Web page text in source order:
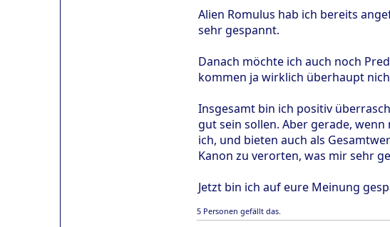
Alien Romulus hab ich bereits
sehr gespannt.
Danach möchte ich auch noch
kommen ja wirklich überhaupt
Insgesamt bin ich positiv
gut sein sollen. Aber gerade,
ich, und bieten auch als
Kanon zu verorten, was mir sehr
Jetzt bin ich auf eure Meinung
5 Personen gefällt das.